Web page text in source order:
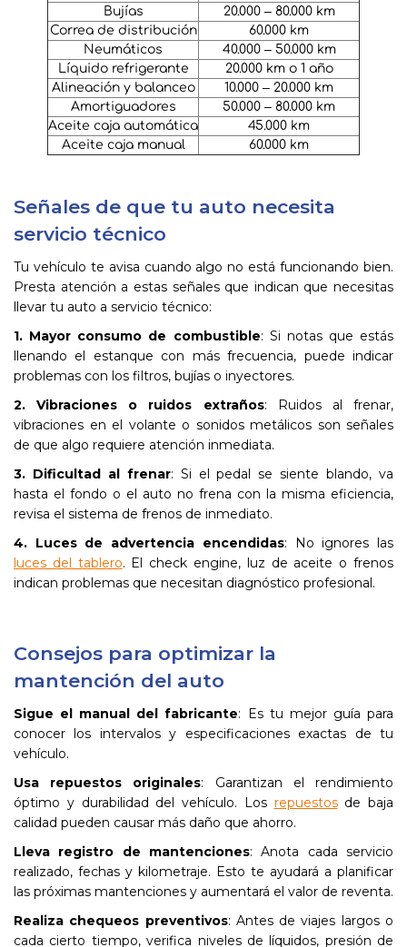
Bujías
20.000 – 80.000 km
Correa de distribución
60.000 km
Neumáticos
40.000 – 50.000 km
Líquido refrigerante
20.000 km o 1 año
Alineación y balanceo
10.000 – 20.000 km
Amortiguadores
50.000 – 80.000 km
Aceite caja automática
45.000 km
Aceite caja manual
60.000 km
Señales de que tu auto necesita
servicio técnico
Tu vehículo te avisa cuando algo no está funcionando bien.
Presta atención a estas señales que indican que necesitas
llevar tu auto a servicio técnico:
1. Mayor consumo de combustible: Si notas que estás
llenando el estanque con más frecuencia, puede indicar
problemas con los filtros, bujías o inyectores.
2. Vibraciones o ruidos extraños: Ruidos al frenar,
vibraciones en el volante o sonidos metálicos son señales
de que algo requiere atención inmediata.
3. Dificultad al frenar: Si el pedal se siente blando, va
hasta el fondo o el auto no frena con la misma eficiencia,
revisa el sistema de frenos de inmediato.
4. Luces de advertencia encendidas: No ignores las
luces del tablero. El check engine, luz de aceite o frenos
indican problemas que necesitan diagnóstico profesional.
Consejos para optimizar la
mantención del auto
Sigue el manual del fabricante: Es tu mejor guía para
conocer los intervalos y especificaciones exactas de tu
vehículo.
Usa repuestos originales: Garantizan el rendimiento
óptimo y durabilidad del vehículo. Los repuestosde baja
calidad pueden causar más daño que ahorro.
Lleva registro de mantenciones: Anota cada servicio
realizado, fechas y kilometraje. Esto te ayudará a planificar
las próximas mantenciones y aumentará el valor de reventa.
Realiza chequeos preventivos: Antes de viajes largos o
cada cierto tiempo, verifica niveles de líquidos, presión de